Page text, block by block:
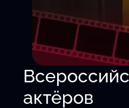
актёров